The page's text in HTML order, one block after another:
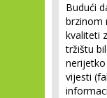
Budući
brzinom
kvaliteti
tržištu
vijesti